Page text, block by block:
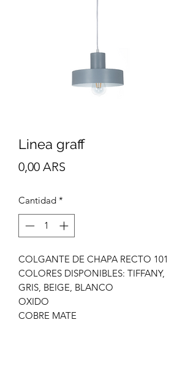
Linea graff
0,00 ARS
Cantidad *
COLGANTE DE CHAPA RECTO 101
COLORES DISPONIBLES: TIFFANY,
GRIS, BEIGE, BLANCO
OXIDO
COBRE MATE